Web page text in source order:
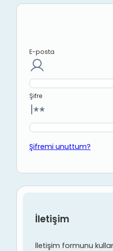
E-posta
Şifre
Şifremi unuttum?
İletişim
İletişim formunu